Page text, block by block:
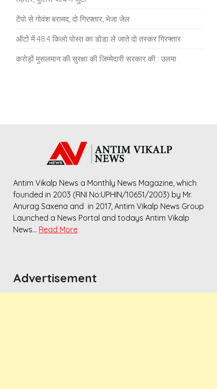
टेंपो से गोवंश बरामद, दो गिरफ्तार, भेजा जेल
ऑटो में 48.4 किलो पोस्त का डोडा ले जाते दो तस्कर गिरफ्तार
करोड़ों मुसलमान की सुरक्षा की जिम्मेदारी सरकार की : उलमा
Antim Vikalp News a Monthly News Magazine, which
founded in 2003 (RNI No:UPHIN/10651/2003) by Mr.
Anurag Saxena and in 2017, Antim Vikalp News Group
Launched a News Portal and todays Antim Vikalp
News… Read More
Advertisement